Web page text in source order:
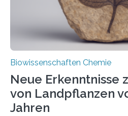
Fachzeitschrift…
Biowissenschaften Chemie
Neue Erkenntnisse
von Landpflanzen
Jahren